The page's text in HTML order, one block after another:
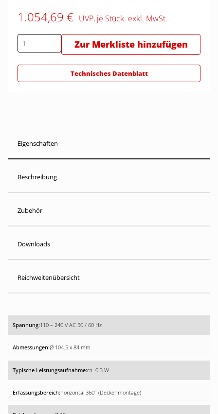
1.054,69 € UVP, je Stück. exkl. MwSt.
Zur Merkliste hinzufügen
Technisches Datenblatt
Eigenschaften
Beschreibung
Zubehör
Downloads
Reichweitenübersicht
110 – 240 V AC 50 / 60 Hz
Ø 104.5 x 84 mm
ca. 0.3 W
horizontal 360° (Deckenmontage)